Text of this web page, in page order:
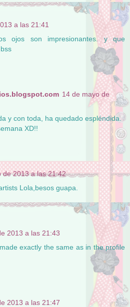
a las 21:41
ojos son impresionantes. y que
14 de mayo de
y con toda, ha quedado espléndida.
XD!!
de 2013 a las 21:42
Lola,besos guapa.
2013 a las 21:43
exactly the same as in the profile
2013 a las 21:47